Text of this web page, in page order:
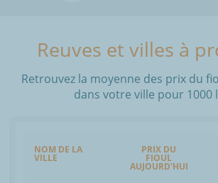
Reuves et villes à
Retrouvez la moyenne des prix du
dans votre ville pour 1000
NOM DE LA
VILLE
PRIX DU
FIOUL
AUJOURD'HUI